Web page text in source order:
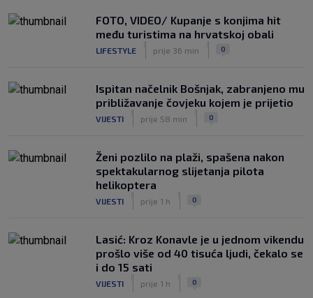
FOTO, VIDEO/ Kupanje s konjima hit
među turistima na hrvatskoj obali
LIFESTYLE prije 36 min 0
Ispitan načelnik Bošnjak, zabranjeno mu
približavanje čovjeku kojem je prijetio
VIJESTI prije 58 min 0
Ženi pozlilo na plaži, spašena nakon
spektakularnog slijetanja pilota
helikoptera
VIJESTI prije 1 h 0
Lasić: Kroz Konavle je u jednom vikendu
prošlo više od 40 tisuća ljudi, čekalo se
i do 15 sati
VIJESTI prije 1 h 0